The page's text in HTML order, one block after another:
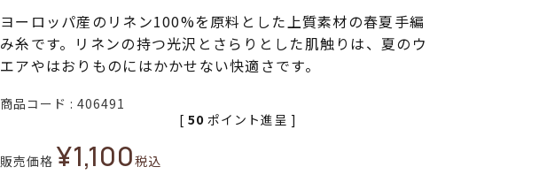
ヨーロッパ産のリネン100%を原料とした上質素材の春夏手編
み糸です。リネンの持つ光沢とさらりとした肌触りは、夏のウ
エアやはおりものにはかかせない快適さです。
商品コード 406491
販売価格 ¥1,100税込
[ 50 ポイント進呈 ]